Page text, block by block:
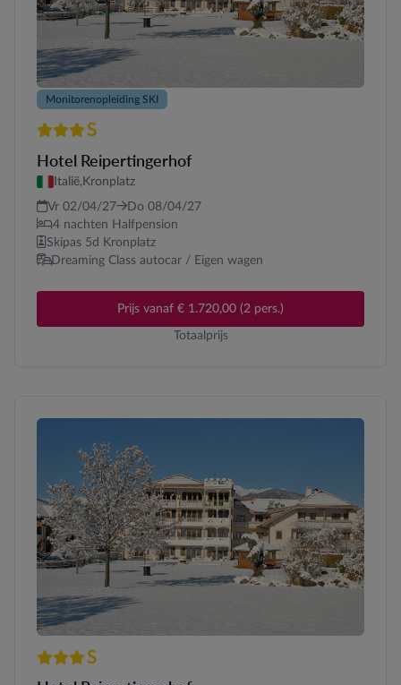
Monitorenopleiding SKI
3 sterren Superior
S
Hotel Reipertingerhof
Italië, Kronplatz
Vr 02/04/27
Do 08/04/27
4 nachten Halfpension
Skipas 5d Kronplatz
Dreaming Class autocar / Eigen wagen
Prijs vanaf € 1.720,00 (2 pers.)
Totaalprijs
3 sterren Superior
S